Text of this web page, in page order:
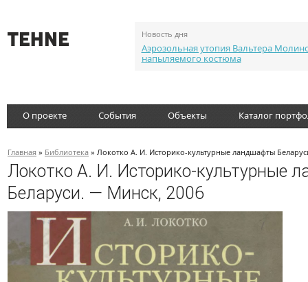
Новость дня
Аэрозольная утопия Вальтера
напыляемого костюма
О проекте События Объекты Каталог
Главная » Библиотека » Локотко А. И. Историко-культурные ландшафты
Локотко А. И. Историко-культурные
Беларуси. — Минск, 2006